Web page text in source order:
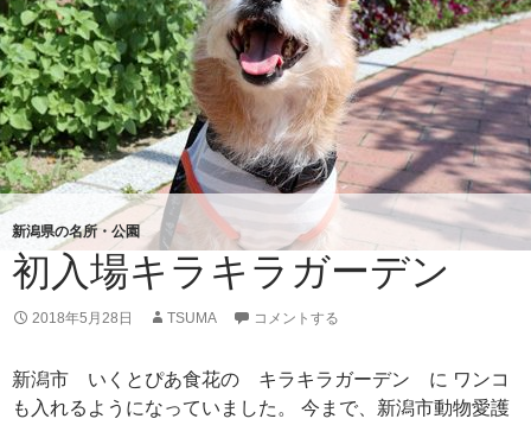
新潟県の名所・公園
初入場キラキラガーデン
2018年5月28日 TSUMA コメントする
新潟市 いくとぴあ食花の キラキラガーデン に ワンコ
も入れるようになっていました。 今まで、新潟市動物愛護